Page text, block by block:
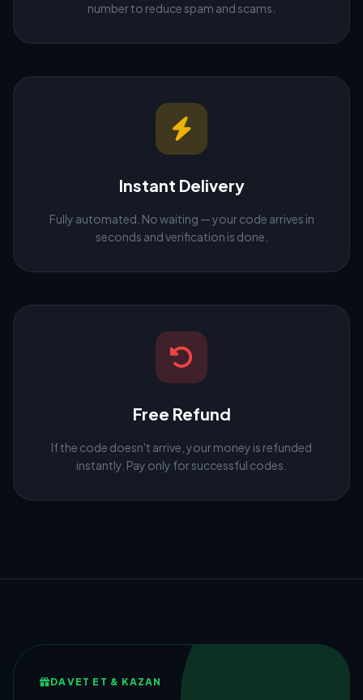
number to reduce spam and scams.
Instant Delivery
Fully automated. No waiting — your code arrives in
seconds and verification is done.
Free Refund
If the code doesn't arrive, your money is refunded
instantly. Pay only for successful codes.
DAVET ET & KAZAN